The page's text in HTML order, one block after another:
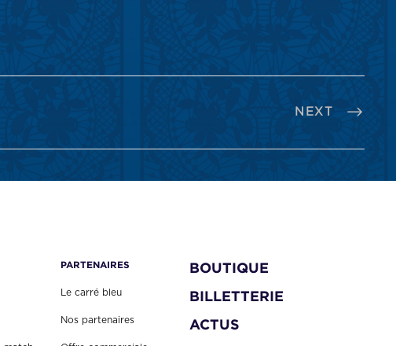
NEXT
PARTENAIRES
Le carré bleu
Nos partenaires
BOUTIQUE
BILLETTERIE
ACTUS